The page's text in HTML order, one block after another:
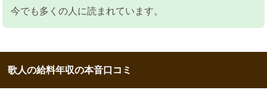
今でも多くの人に読まれています。
歌人の給料年収の本音口コミ